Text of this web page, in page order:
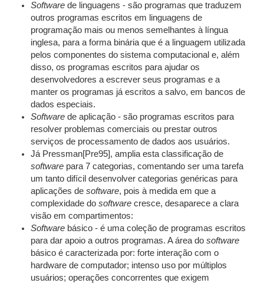
Software de linguagens - são programas que traduzem
outros programas escritos em linguagens de
programação mais ou menos semelhantes à língua
inglesa, para a forma binária que é a linguagem utilizada
pelos componentes do sistema computacional e, além
disso, os programas escritos para ajudar os
desenvolvedores a escrever seus programas e a
manter os programas já escritos a salvo, em bancos de
dados especiais.
Software de aplicação - são programas escritos para
resolver problemas comerciais ou prestar outros
serviços de processamento de dados aos usuários.
Já Pressman[Pre95], amplia esta classificação de
software para 7 categorias, comentando ser uma tarefa
um tanto difícil desenvolver categorias genéricas para
aplicações desoftware, pois à medida em que a
complexidade dosoftware cresce, desaparece a clara
visão em compartimentos:
Software básico - é uma coleção de programas escritos
para dar apoio a outros programas. A área dosoftware
básico é caracterizada por: forte interação com o
hardware de computador; intenso uso por múltiplos
usuários; operações concorrentes que exigem